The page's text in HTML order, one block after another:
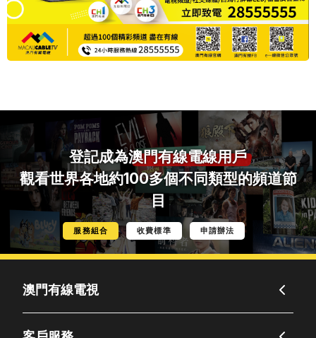
登記成為澳門有線電線用戶
觀看世界各地約100多個不同類型的頻道節
目
服務組合 收費標準 申請辦法
澳門有線電視